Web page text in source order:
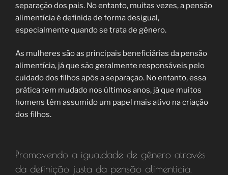
separação dos pais. No entanto, muitas vezes, a pensão
alimentícia é definida de forma desigual,
especialmente quando se trata de gênero.
As mulheres são as principais beneficiárias da pensão
alimentícia, já que são geralmente responsáveis pelo
cuidado dos filhos após a separação. No entanto, essa
prática tem mudado nos últimos anos, já que muitos
homens têm assumido um papel mais ativo na criação
dos filhos.
Promovendo a igualdade de gênero através
da definição justa da pensão alimentícia.